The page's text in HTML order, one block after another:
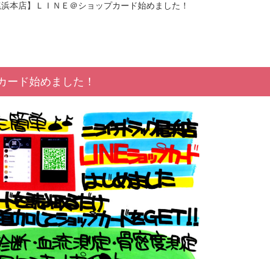
浜本店】ＬＩＮＥ＠ショップカード始めました！
ード始めました！